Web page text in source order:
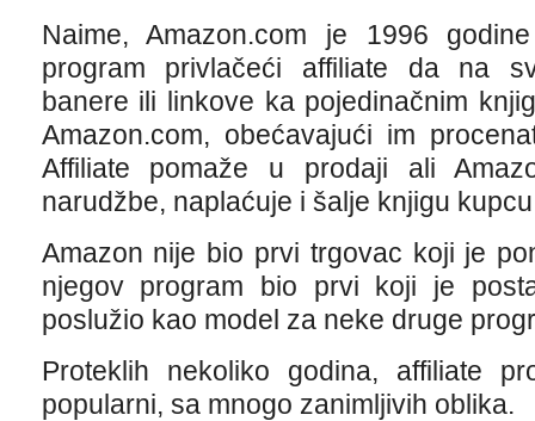
Naime, Amazon.com je 1996
program privlačeći affiliate da na
banere ili linkove ka pojedinačnim
Amazon.com, obećavajući im
Affiliate pomaže u prodaji ali
narudžbe, naplaćuje i šalje knjigu
Amazon nije bio prvi trgovac koji je
njegov program bio prvi koji je
poslužio kao model za neke druge
Proteklih nekoliko godina, affiliate
popularni, sa mnogo zanimljivih oblika.